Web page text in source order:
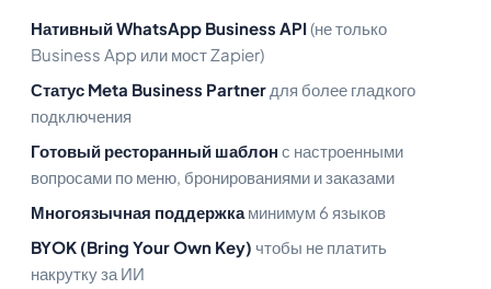
Нативный WhatsApp Business API(не только
Business App или мост Zapier)
Статус Meta Business Partner для более гладкого
подключения
Готовый ресторанный шаблон с настроенными
вопросами по меню, бронированиями и заказами
Многоязычная поддержкаминимум 6 языков
BYOK (Bring Your Own Key) чтобы не платить
накрутку за ИИ